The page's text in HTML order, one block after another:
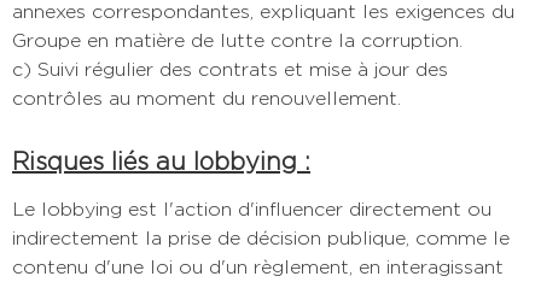
annexes correspondantes, expliquant les exigences du
Groupe en matière de lutte contre la corruption.
c) Suivi régulier des contrats et mise à jour des
contrôles au moment du renouvellement.
Risques liés au lobbying :
Le lobbying est l'action d'influencer directement ou
indirectement la prise de décision publique, comme le
contenu d'une loi ou d'un règlement, en interagissant